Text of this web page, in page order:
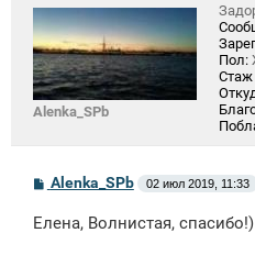
Alenka_SPb
Пол:
Стаж
С
о
б
Alenka_SPb 02 июл 2019, 11:33
Елена, Волнистая, спасибо!)